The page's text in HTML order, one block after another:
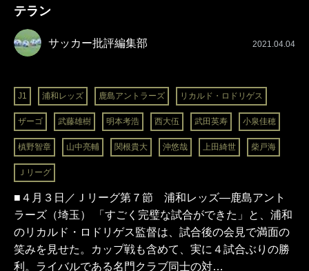
テラン
サッカー批評編集部 2021.04.04
J1 浦和レッズ 鹿島アントラーズ リカルド・ロドリゲス
ザーゴ 武藤雄樹 明本考浩 西大伍 武田英寿 小泉佳穂
槙野智章 山中亮輔 関根貴大 沖悠哉 上田綺世 柴戸海
Ｊリーグ
■４月３日／Ｊリーグ第７節 浦和レッズ―鹿島アント
ラーズ（埼玉） 「すごく完璧な試合ができた」と、浦和
のリカルド・ロドリゲス監督は、試合後の会見で満面の
笑みを見せた。カップ戦も含めて、実に４試合ぶりの勝
利。ライバルである名門クラブ同士の対…